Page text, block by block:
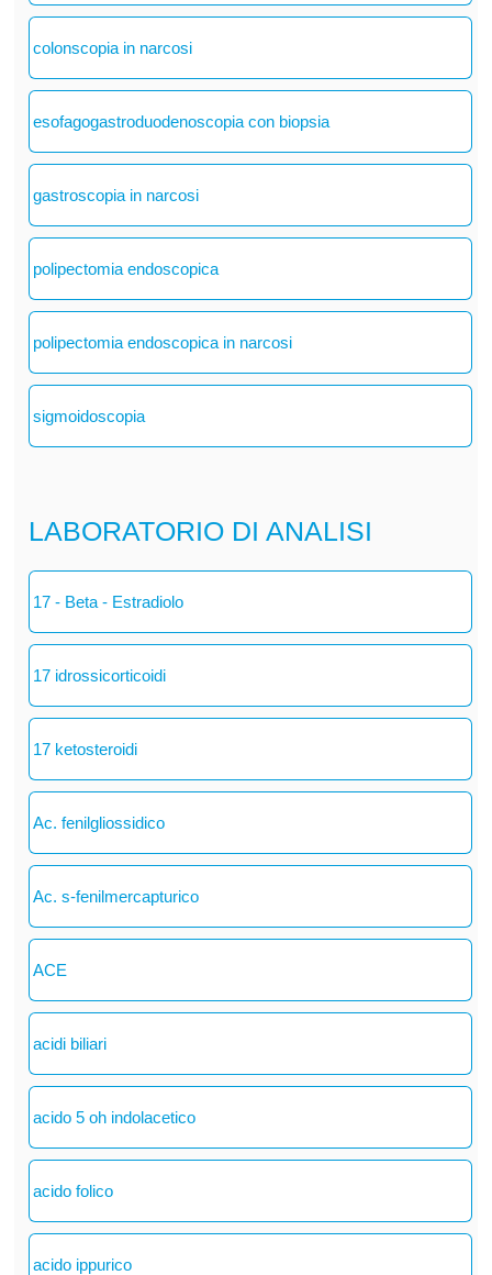
colonscopia in narcosi
esofagogastroduodenoscopia con biopsia
gastroscopia in narcosi
polipectomia endoscopica
polipectomia endoscopica in narcosi
sigmoidoscopia
LABORATORIO DI ANALISI
17 - Beta - Estradiolo
17 idrossicorticoidi
17 ketosteroidi
Ac. fenilgliossidico
Ac. s-fenilmercapturico
ACE
acidi biliari
acido 5 oh indolacetico
acido folico
acido ippurico